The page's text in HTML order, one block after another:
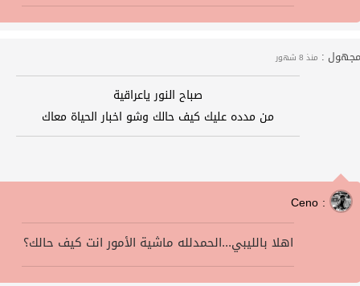
مجهول : منذ 8 شهور
صباح النور ياعراقية
من مدده عليك كيف حالك وشو اخبار الحياة معاك
Ceno :
اهلا بالليبي...الحمدلله ماشية الأمور انت كيف حالك؟